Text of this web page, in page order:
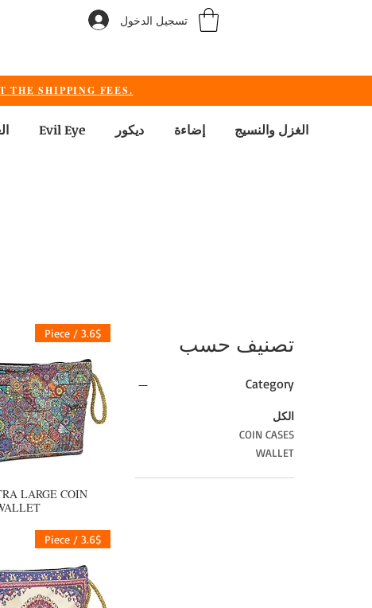
تسجيل الدخول
THE SHIPPING FEES.
Evil Eye ديكور إضاءة الغزل والنسيج
تصنيف حسب
Category
الكل
COIN CASES
WALLET
العرض السريع
3.6$ / Piece
LARGE COIN
3.6$ / Piece